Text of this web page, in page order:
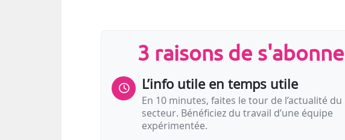
• le Centre Culturel Félix Proto situé dans les
• la bibliothèque de la ville du Moule qui
3 raisons de
L’info utile en temps utile
En 10 minutes, faites le tour de l’actualité du
secteur. Bénéficiez du travail d’une équipe
expérimentée.